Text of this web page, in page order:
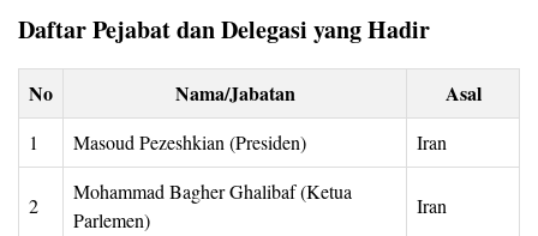
Daftar Pejabat dan Delegasi yang Hadir
No Nama/Jabatan Asal
1 Masoud Pezeshkian (Presiden) Iran
2
Mohammad Bagher Ghalibaf (Ketua
Parlemen)
Iran